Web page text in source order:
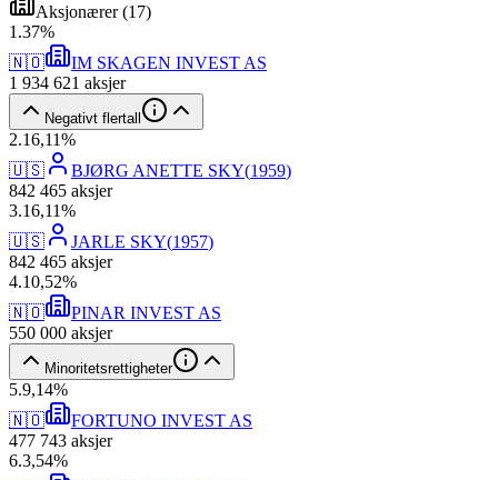
Aksjonærer(17)
1 .37%
🇳🇴
IM SKAGEN INVEST AS
1 934 621 aksjer
Negativt flertall
2.16,11%
🇺🇸
BJØRG ANETTE SKY(1959)
842 465 aksjer
3.16,11%
🇺🇸
JARLE SKY(1957)
842 465 aksjer
4.10,52%
🇳🇴
PINAR INVEST AS
550 000 aksjer
Minoritetsrettigheter
5.9,14%
🇳🇴
FORTUNO INVEST AS
477 743 aksjer
6.3,54%